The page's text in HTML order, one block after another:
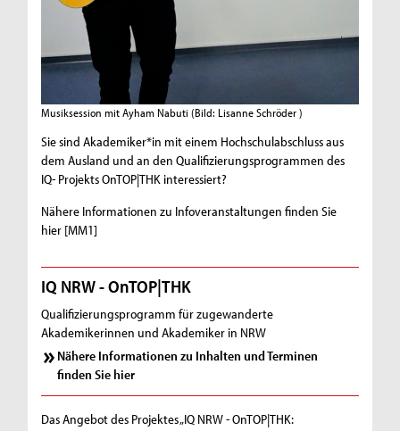
Musiksession mit Ayham Nabuti(Bild: Lisanne Schröder )
Sie sind Akademiker*in mit einem Hochschulabschluss aus
dem Ausland und an den Qualifizierungsprogrammen des
IQ- Projekts OnTOP|THK interessiert?
Nähere Informationen zu Infoveranstaltungen finden Sie
hier [MM1]
IQ NRW - OnTOP|THK
Qualifizierungsprogramm für zugewanderte
Akademikerinnen und Akademiker in NRW
Nähere Informationen zu Inhalten und Terminen
finden Sie hier
Das Angebot des Projektes „IQ NRW - OnTOP|THK: